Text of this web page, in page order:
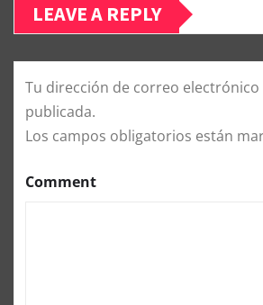
LEAVE A REPLY
Tu dirección de correo electrónico
publicada.
Los campos obligatorios están
Comment